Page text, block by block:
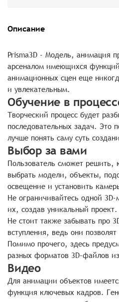
Описание
Prisma3D - Модель, анимация
арсеналом имеющихся
анимационных сцен еще
и увлекательным.
Обучение в
Творческий процесс будет
последовательных задач. Это
лучше понять саму суть
Выбор за вами
Пользователь сможет решить,
выбрать модели, объекты,
освещение и установить
Не ограничивайтесь одной
их, создав уникальный проект.
Не стоит также забывать про
вступления, ведь они
Помимо прочего, здесь
разных форматов 3D-файлов
Видео
Для анимации объектов
функция ключевых кадров.